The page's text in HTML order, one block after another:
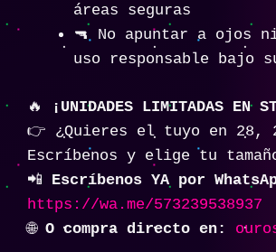
áreas seguras
🔫 No apuntar a ojos
uso responsable bajo
🔥
¡UNIDADES LIMITADAS EN
👉 ¿Quieres el tuyo en 28,
Escríbenos y elige tu
📲 Escríbenos YA por
https://wa.me/573239538937
🌐 O compra directo en: